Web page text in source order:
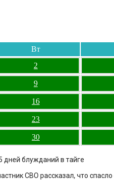
Вт
2
9
16
23
30
дней блужданий в тайге
СВО рассказал, что